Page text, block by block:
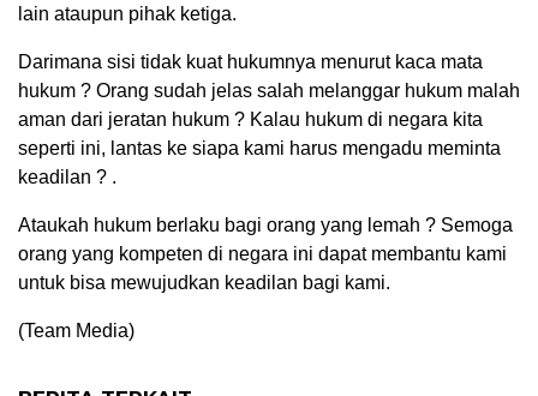
lain ataupun pihak ketiga.
Darimana sisi tidak kuat hukumnya menurut kaca mata
hukum ? Orang sudah jelas salah melanggar hukum malah
aman dari jeratan hukum ? Kalau hukum di negara kita
seperti ini, lantas ke siapa kami harus mengadu meminta
keadilan ? .
Ataukah hukum berlaku bagi orang yang lemah ? Semoga
orang yang kompeten di negara ini dapat membantu kami
untuk bisa mewujudkan keadilan bagi kami.
(Team Media)